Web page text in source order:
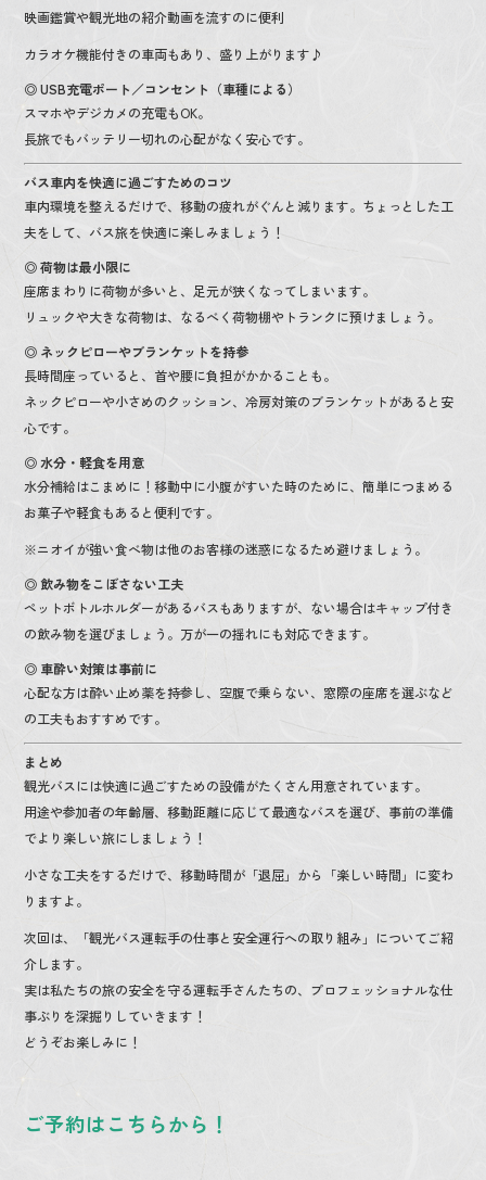
映画鑑賞や観光地の紹介動画を流すのに便利
カラオケ機能付きの車両もあり、盛り上がります♪
◎ USB充電ポート／コンセント（車種による）
スマホやデジカメの充電もOK。
長旅でもバッテリー切れの心配がなく安心です。
バス車内を快適に過ごすためのコツ
車内環境を整えるだけで、移動の疲れがぐんと減ります。ちょっとした工
夫をして、バス旅を快適に楽しみましょう！
◎ 荷物は最小限に
座席まわりに荷物が多いと、足元が狭くなってしまいます。
リュックや大きな荷物は、なるべく荷物棚やトランクに預けましょう。
◎ ネックピローやブランケットを持参
長時間座っていると、首や腰に負担がかかることも。
ネックピローや小さめのクッション、冷房対策のブランケットがあると安
心です。
◎ 水分・軽食を用意
水分補給はこまめに！移動中に小腹がすいた時のために、簡単につまめる
お菓子や軽食もあると便利です。
※ニオイが強い食べ物は他のお客様の迷惑になるため避けましょう。
◎ 飲み物をこぼさない工夫
ペットボトルホルダーがあるバスもありますが、ない場合はキャップ付き
の飲み物を選びましょう。万が一の揺れにも対応できます。
◎ 車酔い対策は事前に
心配な方は酔い止め薬を持参し、空腹で乗らない、窓際の座席を選ぶなど
の工夫もおすすめです。
まとめ
観光バスには快適に過ごすための設備がたくさん用意されています。
用途や参加者の年齢層、移動距離に応じて最適なバスを選び、事前の準備
でより楽しい旅にしましょう！
小さな工夫をするだけで、移動時間が「退屈」から「楽しい時間」に変わ
りますよ。
次回は、「観光バス運転手の仕事と安全運行への取り組み」についてご紹
介します。
実は私たちの旅の安全を守る運転手さんたちの、プロフェッショナルな仕
事ぶりを深掘りしていきます！
どうぞお楽しみに！
ご予約はこちらから！